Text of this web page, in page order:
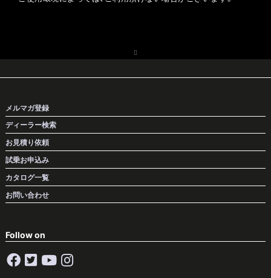
メルマガ登録
ディーラー検索
お見積り依頼
試乗お申込み
カタログ一覧
お問い合わせ
Follow on